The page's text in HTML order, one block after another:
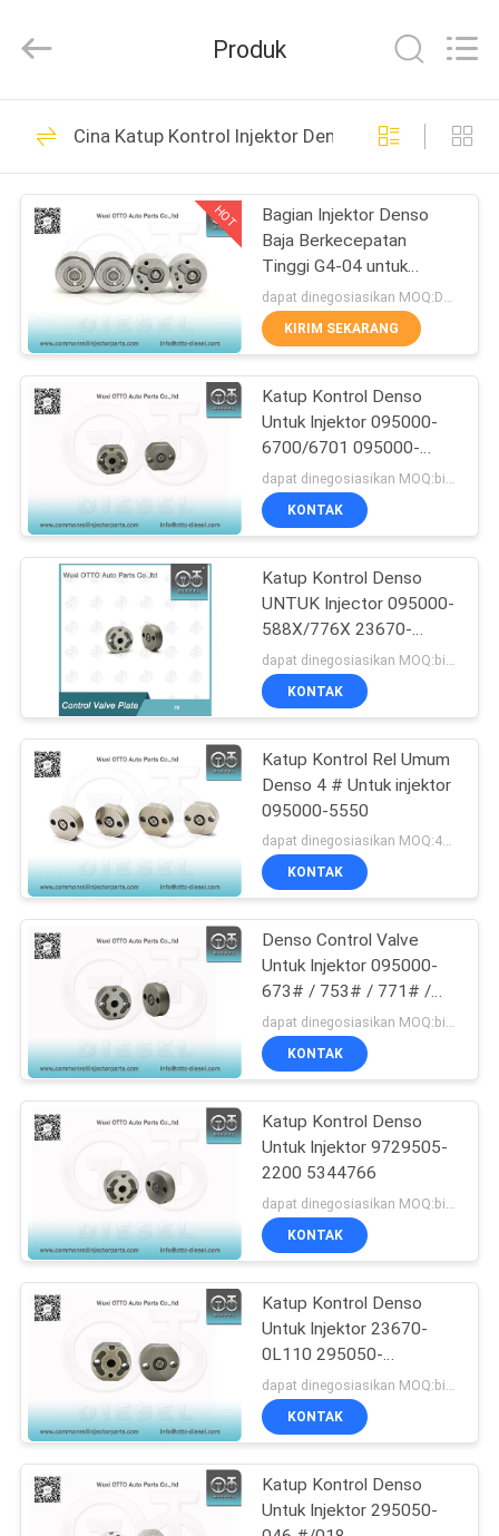
BERANDA
PRODUK
TENTANG
KAMI
TUR
PABRIK
KONTROL
KUALITAS
HUBUNGI
BERITA
KASUS
SITEMAP
PRIVACY
POLICY
AUTO
PARTS
Rights
Nozzle Rel Umum
Denso
225
Nozel Common Rail
Delphi
86
Nozel Bosch Piezo
67
Siemens Vdo Nozel
28
Nozzle Rel Umum
Bosch
182
Nosel injektor rel
umum
Produk
Cina Katup Kontrol Injektor Denso
HOT
Bagian Injektor Denso
Baja Berkecepatan
Tinggi G4-04 untuk
Sistem Injeksi Bahan
Bakar Diesel
dapat dinegosiasikan MOQ:Dapat dinegosiasikan
KIRIM SEKARANG
Katup Kontrol Denso
Untuk Injektor 095000-
6700/6701 095000-
8011
KONTAK
Katup Kontrol Denso
UNTUK Injector 095000-
588X/776X 23670-
30300/30140/23670-
0L010/0L070/0L020/0L050
KONTAK
Katup Kontrol Rel Umum
Denso 4 # Untuk injektor
095000-5550
dapat dinegosiasikan MOQ:4pcs
KONTAK
Denso Control Valve
Untuk Injektor 095000-
673# / 753# / 771# /
973# 23670-
51020/51030/59025
dapat dinegosiasikan MOQ:bisa dinegosiasikan
KONTAK
Katup Kontrol Denso
Untuk Injektor 9729505-
2200 5344766
KONTAK
Katup Kontrol Denso
Untuk Injektor 23670-
0L110 295050-
0800/0620/0810/0540
KONTAK
Katup Kontrol Denso
Untuk Injektor 295050-